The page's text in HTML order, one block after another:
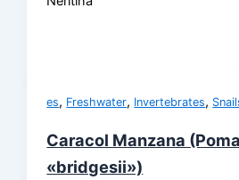
es, Freshwater, Invertebrates,
Caracol Manzana
«bridgesii»)